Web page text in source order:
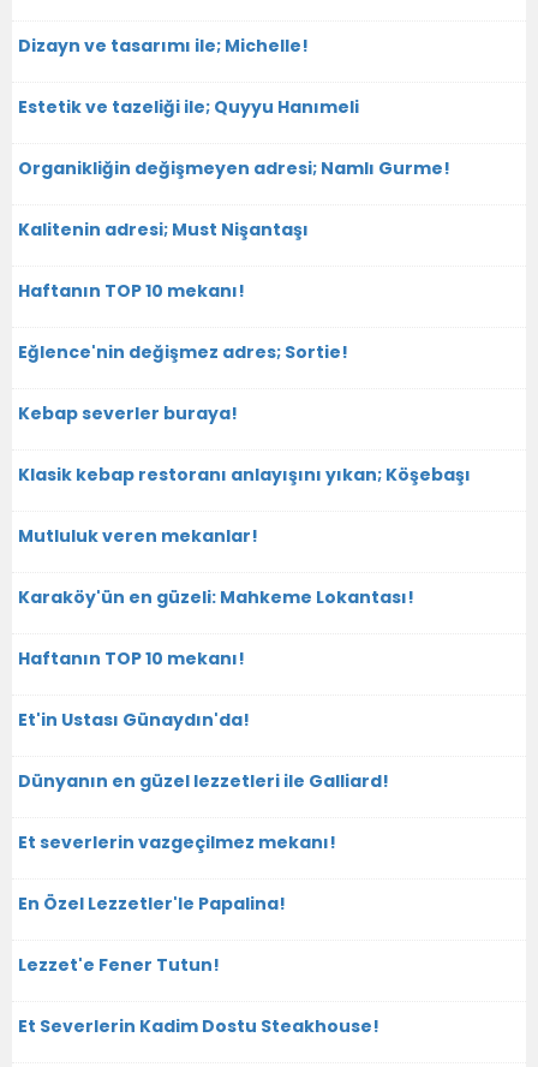
Dizayn ve tasarımı ile; Michelle!
Estetik ve tazeliği ile; Quyyu Hanımeli
Organikliğin değişmeyen adresi; Namlı Gurme!
Kalitenin adresi; Must Nişantaşı
Haftanın TOP 10 mekanı!
Eğlence'nin değişmez adres; Sortie!
Kebap severler buraya!
Klasik kebap restoranı anlayışını yıkan; Köşebaşı
Mutluluk veren mekanlar!
Karaköy'ün en güzeli: Mahkeme Lokantası!
Haftanın TOP 10 mekanı!
Et'in Ustası Günaydın'da!
Dünyanın en güzel lezzetleri ile Galliard!
Et severlerin vazgeçilmez mekanı!
En Özel Lezzetler'le Papalina!
Lezzet'e Fener Tutun!
Et Severlerin Kadim Dostu Steakhouse!